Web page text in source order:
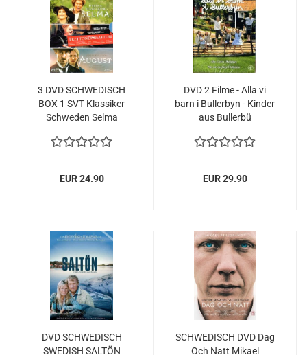
3 DVD SCHWEDISCH
BOX 1 SVT Klassiker
Schweden Selma
Trettondagsafton NEU
EUR 24.90
DVD 2 Filme - Alla vi
barn i Bullerbyn - Kinder
aus Bullerbü
Lindgren NEU
EUR 29.90
DVD SCHWEDISCH
SWEDISH SALTÖN
SCHWEDISCH DVD Dag
Och Natt Mikael